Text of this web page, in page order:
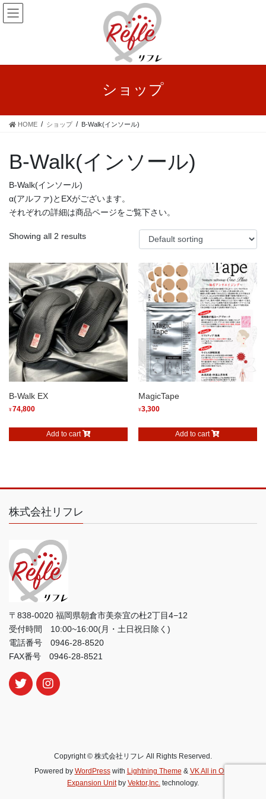
コ
ン
へ
プ
ナ
ビ
ョ
動
ショップ
HOME ショップ B-Walk(インソール)
B-Walk(インソール)
B-Walk(インソール)
α(アルファ)とEXがございます。
それぞれの詳細は商品ページをご覧下さい。
Showing all 2 results
B-Walk EX
¥74,800
Add to cart
MagicTape
¥3,300
Add to cart
株式会社リフレ
〒838-0020 福岡県朝倉市美奈宜の杜2丁目4−12
受付時間 10:00~16:00(月・土日祝日除く)
電話番号 0946-28-8520
FAX番号 0946-28-8521
Copyright © 株式会社リフレ All Rights Reserved.
Powered by WordPresswith Lightning Theme & VK All in One
Expansion Unitby Vektor,Inc. technology.